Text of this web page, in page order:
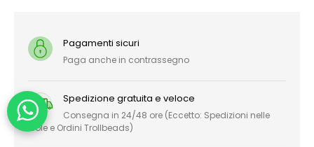
Pagamenti sicuri
Paga anche in contrassegno
Spedizione gratuita e veloce
Consegna in 24/48 ore (Eccetto: Spedizioni nelle
Isole e Ordini Trollbeads)